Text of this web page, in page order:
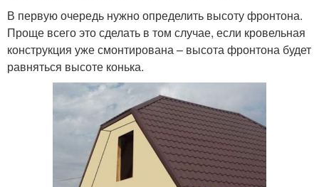
В первую очередь нужно определить высоту фронтона.
Проще всего это сделать в том случае, если кровельная
конструкция уже смонтирована – высота фронтона будет
равняться высоте конька.